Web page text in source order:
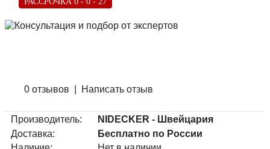
0 отзывов Написать отзыв
Производитель:
NIDECKER - Швейцария
Доставка:
Бесплатно по России